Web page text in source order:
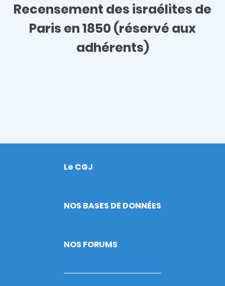
Recensement des israélites de
Paris en 1850 (réservé aux
adhérents)
Footer
Le CGJ
NOS BASES DE DONNÉES
NOS FORUMS